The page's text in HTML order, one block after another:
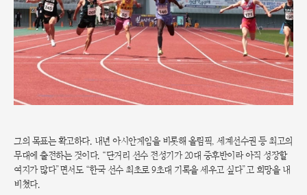
그의 목표는 확고하다. 내년 아시안게임을 비롯해 올림픽, 세계선수권 등 최고의
무대에 출전하는 것이다. “단거리 선수 전성기가 20대 중후반이라 아직 성장할
여지가 많다”면서도 “한국 선수 최초로 9초대 기록을 세우고 싶다”고 희망을 내
비쳤다.